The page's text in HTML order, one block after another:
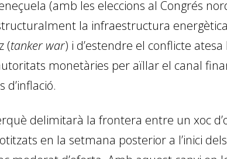
(amb les eleccions al Congrés
la infraestructura
(tanker war) i d’estendre el conflicte
monetàries per aïllar el canal
d’inflació.
delimitarà la frontera entre un xoc
en la setmana posterior a l’inici